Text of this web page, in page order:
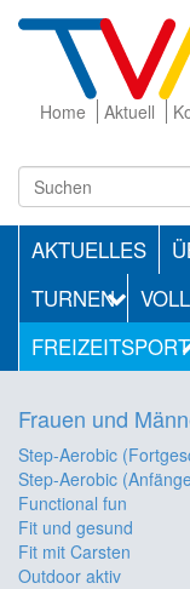
Home Aktuell
AKTUELLES
TURNEN
FREIZEITSPORT
Frauen und
Step-Aerobic
Step-Aerobic
Functional fun
Fit und gesund
Fit mit Carsten
Outdoor aktiv